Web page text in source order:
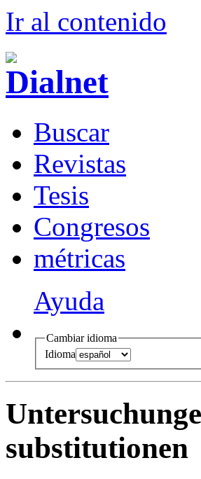
Ir al contenido
Buscar
Revistas
Tesis
Congresos
métricas
Ayuda
Cambiar idioma
Idioma
substitutionen